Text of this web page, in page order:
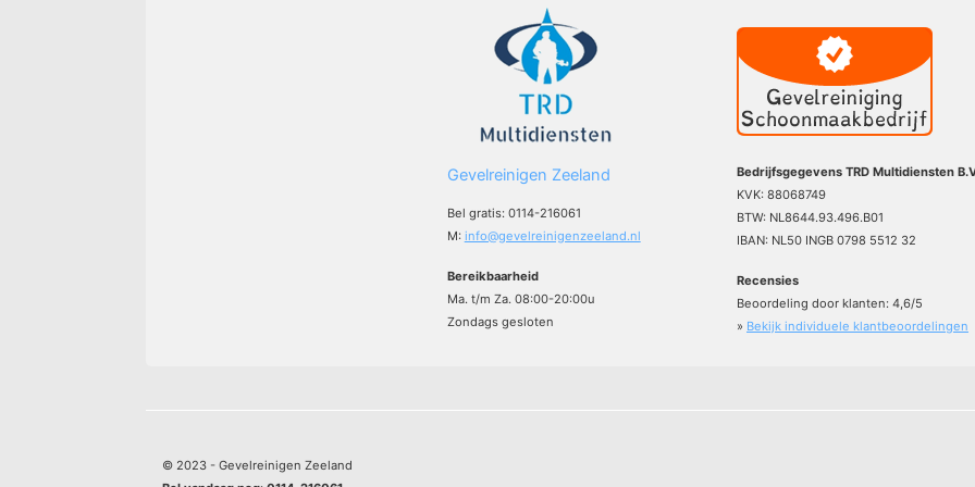
Gevelreinigen Zeeland
Bel gratis: 0114-216061
M: info@gevelreinigenzeeland.nl
Bereikbaarheid
Ma. t/m Za. 08:00-20:00u
Zondags gesloten
Bedrijfsgegevens TRD Multidiensten
KVK: 88068749
BTW: NL8644.93.496.B01
IBAN: NL50 INGB 0798 5512 32
Recensies
Beoordeling door klanten: 4,6/5
» Bekijk individuele klantbeoordelingen
© 2023 - Gevelreinigen Zeeland